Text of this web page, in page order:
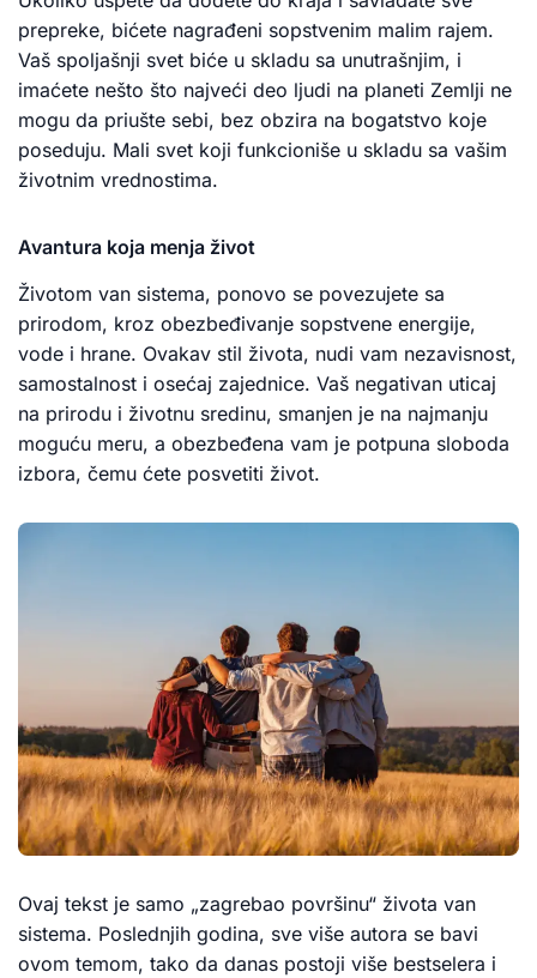
prepreke, bićete nagrađeni sopstvenim malim rajem.
Vaš spoljašnji svet biće u skladu sa unutrašnjim, i
imaćete nešto što najveći deo ljudi na planeti Zemlji ne
mogu da priušte sebi, bez obzira na bogatstvo koje
poseduju. Mali svet koji funkcioniše u skladu sa vašim
životnim vrednostima.
Avantura koja menja život
Životom van sistema, ponovo se povezujete sa
prirodom, kroz obezbeđivanje sopstvene energije,
vode i hrane. Ovakav stil života, nudi vam nezavisnost,
samostalnost i osećaj zajednice. Vaš negativan uticaj
na prirodu i životnu sredinu, smanjen je na najmanju
moguću meru, a obezbeđena vam je potpuna sloboda
izbora, čemu ćete posvetiti život.
Ovaj tekst je samo „zagrebao površinu“ života van
sistema. Poslednjih godina, sve više autora se bavi
ovom temom, tako da danas postoji više bestselera i